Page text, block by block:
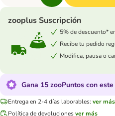
zooplus Suscripción
5% de descuento*
Recibe tu pedido
Modifica, pausa o
Gana 15 zooPuntos con
Entrega en 2-4 días laborables: ver más
Política de devolucionesver más